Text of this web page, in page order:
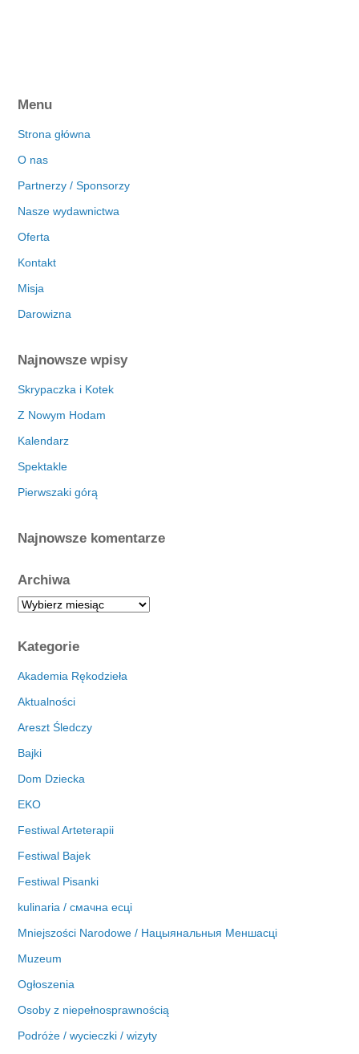
Menu
Strona główna
O nas
Partnerzy / Sponsorzy
Nasze wydawnictwa
Oferta
Kontakt
Misja
Darowizna
Najnowsze wpisy
Skrypaczka i Kotek
Z Nowym Hodam
Kalendarz
Spektakle
Pierwszaki górą
Najnowsze komentarze
Archiwa
A
h
i
a
Kategorie
Akademia Rękodzieła
Aktualności
Areszt Śledczy
Bajki
Dom Dziecka
EKO
Festiwal Arteterapii
Festiwal Bajek
Festiwal Pisanki
kulinaria / смачна есці
Mniejszości Narodowe / Нацыянальныя Меншасці
Muzeum
Ogłoszenia
Osoby z niepełnosprawnością
Podróże / wycieczki / wizyty